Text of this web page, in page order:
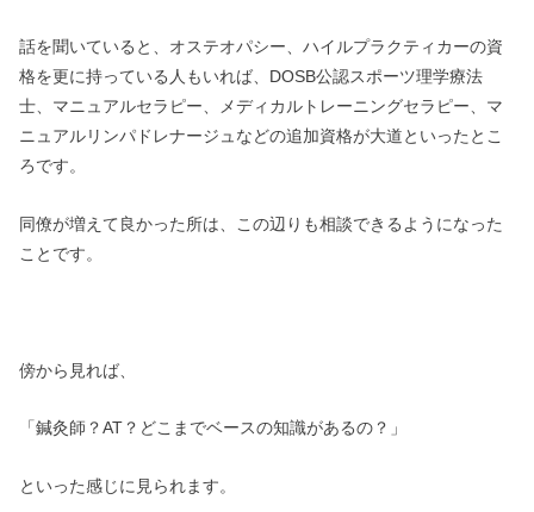
話を聞いていると、オステオパシー、ハイルプラクティカーの資
格を更に持っている人もいれば、DOSB公認スポーツ理学療法
士、マニュアルセラピー、メディカルトレーニングセラピー、マ
ニュアルリンパドレナージュなどの追加資格が大道といったとこ
ろです。
同僚が増えて良かった所は、この辺りも相談できるようになった
ことです。
傍から見れば、
「鍼灸師？AT？どこまでベースの知識があるの？」
といった感じに見られます。